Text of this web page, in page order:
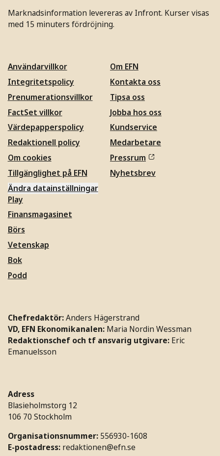
Marknadsinformation levereras av Infront. Kurser visas
med 15 minuters fördröjning.
Användarvillkor
Integritetspolicy
Prenumerationsvillkor
FactSet villkor
Värdepapperspolicy
Redaktionell policy
Om cookies
Tillgänglighet på EFN
Ändra datainställningar
Om EFN
Kontakta oss
Tipsa oss
Jobba hos oss
Kundservice
Medarbetare
Pressrum
Nyhetsbrev
Play
Finansmagasinet
Börs
Vetenskap
Bok
Podd
Chefredaktör:Anders Hägerstrand
VD, EFN Ekonomikanalen: Maria Nordin Wessman
Redaktionschef och tf ansvarig utgivare: Eric
Emanuelsson
Adress
Blasieholmstorg 12
106 70 Stockholm
Organisationsnummer: 556930-1608
E-postadress: redaktionen@efn.se